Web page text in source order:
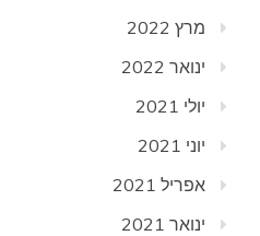
מרץ 2022
ינואר 2022
יולי 2021
יוני 2021
אפריל 2021
ינואר 2021